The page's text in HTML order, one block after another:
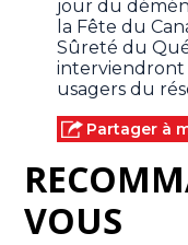
jour du
la Fête du
Sûreté du
interviendront
usagers du
Partager à
VOUS